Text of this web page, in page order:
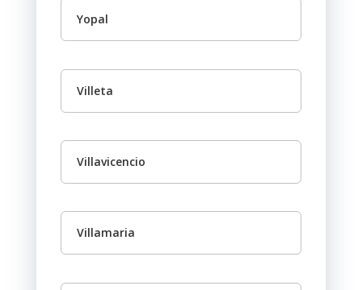
Yopal
Villeta
Villavicencio
Villamaria